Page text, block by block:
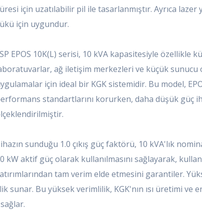
için uzatılabilir pil ile tasarlanmıştır. Ayrıca lazer
için uygundur.
EPOS 10K(L) serisi, 10 kVA kapasitesiyle özellikle
ağ iletişim merkezleri ve küçük sunucu
için ideal bir KGK sistemidir. Bu model,
standartlarını korurken, daha düşük güç
sunduğu 1.0 çıkış güç faktörü, 10 kVA'lık
kW aktif güç olarak kullanılmasını sağlayarak,
tam verim elde etmesini garantiler.
Bu yüksek verimlilik, KGK'nın ısı üretimi ve